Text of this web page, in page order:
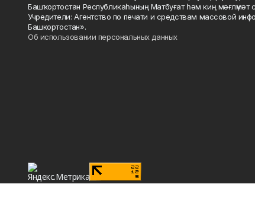
Башҡортостан Республикаһының Матбуғат һәм киң
Учредители: Агентство по печати и средствам массовой
Башкортостан».
Об использовании персональных данных